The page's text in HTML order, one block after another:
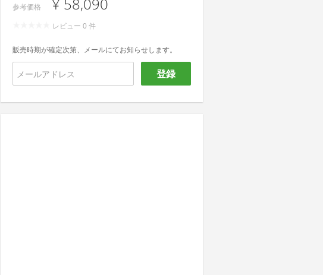
参考価格 ¥ 58,090
レビュー 0 件
販売時期が確定次第、メールにてお知らせします。
登録